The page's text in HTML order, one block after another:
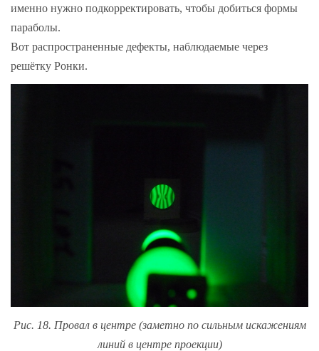
именно нужно подкорректировать, чтобы добиться формы
параболы.
Вот распространенные дефекты, наблюдаемые через
решётку Ронки.
Рис. 18. Провал в центре (заметно по сильным искажениям
линий в центре проекции)